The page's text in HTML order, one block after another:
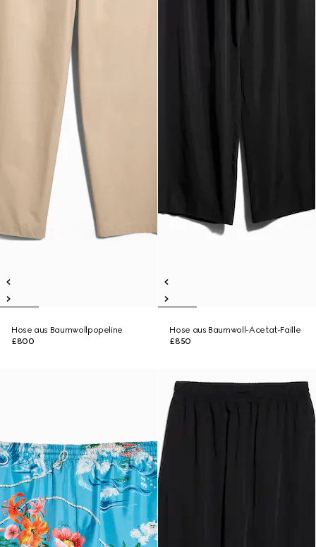
Hose aus Baumwollpopeline
£800
Hose aus Baumwoll-Acetat-Faille
£850